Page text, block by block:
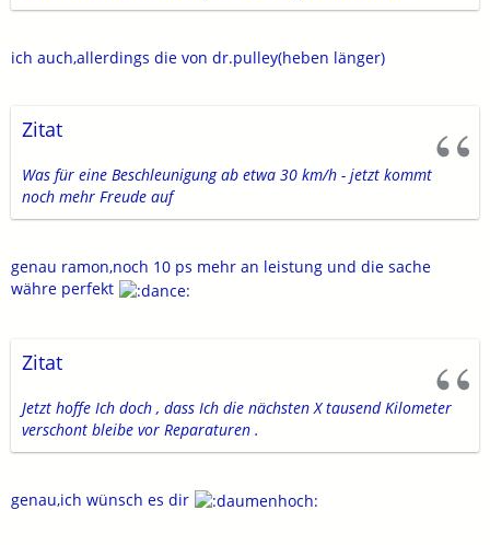
ich auch,allerdings die von dr.pulley(heben länger)
Zitat
Was für eine Beschleunigung ab etwa 30 km/h - jetzt kommt
noch mehr Freude auf
genau ramon,noch 10 ps mehr an leistung und die sache
währe perfekt
Zitat
Jetzt hoffe Ich doch , dass Ich die nächsten X tausend Kilometer
verschont bleibe vor Reparaturen .
genau,ich wünsch es dir